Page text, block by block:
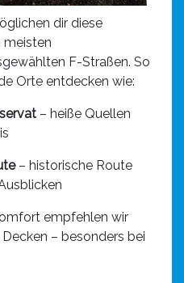
dir diese
meisten
F-Straßen. So
Orte entdecken wie:
– heiße Quellen
– historische Route
empfehlen wir
– besonders bei